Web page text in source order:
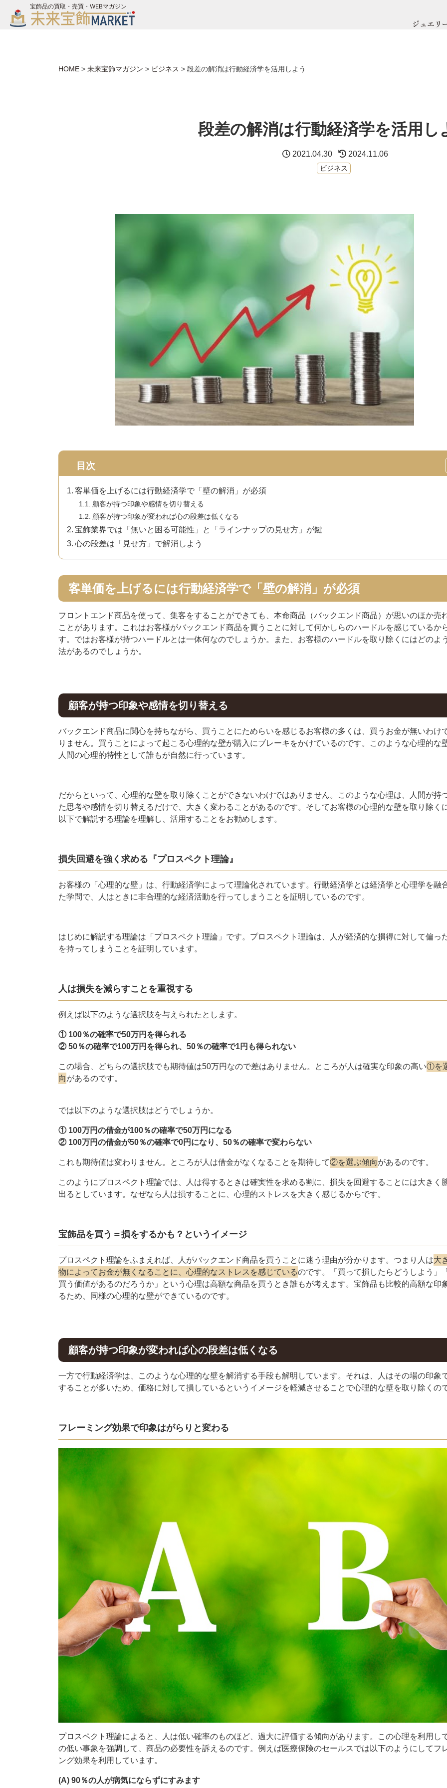
宝飾品の買取・売買・WEBマガジン
ジュエリ
お問い合わせ
HOME > 未来宝飾マガジン > ビジネス > 段差の解消は行動経済学を活用しよう
段差の解消は行動経済学を活用し
2021.04.30 2024.11.06
ビジネス
目次
客単価を上げるには行動経済学で「壁の解消」が必須
顧客が持つ印象や感情を切り替える
顧客が持つ印象が変われば心の段差は低くなる
宝飾業界では「無いと困る可能性」と「ラインナップの見せ方」が鍵
心の段差は「見せ方」で解消しよう
客単価を上げるには行動経済学で「壁の解消」が必須
フロントエンド商品を使って、集客をすることができても、本命商品（バックエンド商品）が思いのほか売
ことがあります。これはお客様がバックエンド商品を買うことに対して何かしらのハードルを感じているか
す。ではお客様が持つハードルとは一体何なのでしょうか。また、お客様のハードルを取り除くにはどのよ
法があるのでしょうか。
顧客が持つ印象や感情を切り替える
バックエンド商品に関心を持ちながら、買うことにためらいを感じるお客様の多くは、買うお金が無いわけ
りません。買うことによって起こる心理的な壁が購入にブレーキをかけているのです。このような心理的な
人間の心理的特性として誰もが自然に行っています。
だからといって、心理的な壁を取り除くことができないわけではありません。このような心理は、人間が持
た思考や感情を切り替えるだけで、大きく変わることがあるのです。そしてお客様の心理的な壁を取り除く
以下で解説する理論を理解し、活用することをお勧めします。
損失回避を強く求める『プロスペクト理論』
お客様の「心理的な壁」は、行動経済学によって理論化されています。行動経済学とは経済学と心理学を融
た学問で、人はときに非合理的な経済活動を行ってしまうことを証明しているのです。
はじめに解説する理論は「プロスペクト理論」です。プロスペクト理論は、人が経済的な損得に対して偏っ
を持ってしまうことを証明しています。
人は損失を減らすことを重視する
例えば以下のような選択肢を与えられたとします。
① 100％の確率で50万円を得られる
② 50％の確率で100万円を得られ、50％の確率で1円も得られない
この場合、どちらの選択肢でも期待値は50万円なので差はありません。ところが人は確実な印象の高い①を
向があるのです。
では以下のような選択肢はどうでしょうか。
① 100万円の借金が100％の確率で50万円になる
② 100万円の借金が50％の確率で0円になり、50％の確率で変わらない
これも期待値は変わりません。ところが人は借金がなくなることを期待して②を選ぶ傾向があるのです。
このようにプロスペクト理論では、人は得するときは確実性を求める割に、損失を回避することには大きく
出るとしています。なぜなら人は損することに、心理的ストレスを大きく感じるからです。
宝飾品を買う＝損をするかも？というイメージ
プロスペクト理論をふまえれば、人がバックエンド商品を買うことに迷う理由が分かります。つまり人は大
物によってお金が無くなることに、心理的なストレスを感じているのです。「買って損したらどうしよう」
買う価値があるのだろうか」という心理は高額な商品を買うとき誰もが考えます。宝飾品も比較的高額な印
るため、同様の心理的な壁ができているのです。
顧客が持つ印象が変われば心の段差は低くなる
一方で行動経済学は、このような心理的な壁を解消する手段も解明しています。それは、人はその場の印象
することが多いため、価格に対して損しているというイメージを軽減させることで心理的な壁を取り除くの
フレーミング効果で印象はがらりと変わる
プロスペクト理論によると、人は低い確率のものほど、過大に評価する傾向があります。この心理を利用し
の低い事象を強調して、商品の必要性を訴えるのです。例えば医療保険のセールスでは以下のようにしてフ
ング効果を利用しています。
(A) 90％の人が病気にならずにすみます